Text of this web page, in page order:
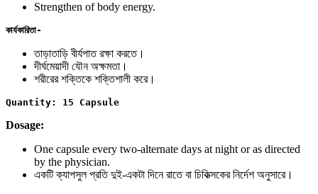
Strengthen of body energy.
কার্যকারিতা-
তাড়াতাড়ি বীর্যপাত রক্ষা করতে।
দীর্ঘমেয়াদী যৌন অক্ষমতা।
শরীরের শক্তিকে শক্তিশালী করে।
Quantity: 15 Capsule
Dosage:
One capsule every two-alternate days at night or as directed
by the physician.
একটি ক্যাপসুল প্রতি দুই-একটা দিনে রাতে বা চিকিত্সকের নির্দেশ অনুসারে।